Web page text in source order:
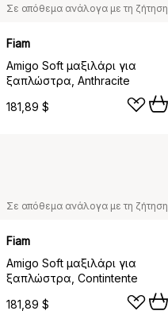
Σε απόθεμα ανάλογα με τη ζήτηση
Fiam
Amigo Soft μαξιλάρι για
ξαπλώστρα, Anthracite
181,89 $
Σε απόθεμα ανάλογα με τη ζήτηση
Fiam
Amigo Soft μαξιλάρι για
ξαπλώστρα, Contintente
181,89 $